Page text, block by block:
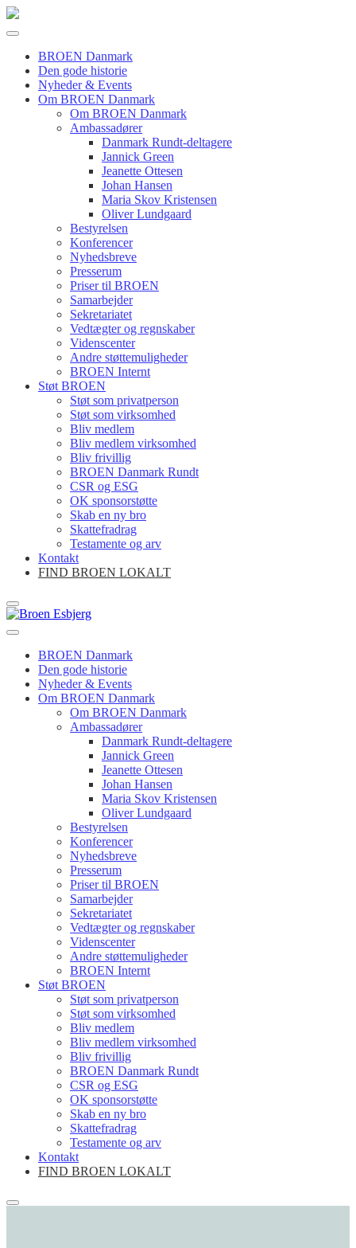
BROEN Danmark
Den gode historie
Nyheder & Events
Om BROEN Danmark
Om BROEN Danmark
Ambassadører
Danmark Rundt-deltagere
Jannick Green
Jeanette Ottesen
Johan Hansen
Maria Skov Kristensen
Oliver Lundgaard
Bestyrelsen
Konferencer
Nyhedsbreve
Presserum
Priser til BROEN
Samarbejder
Sekretariatet
Vedtægter og regnskaber
Videnscenter
Andre støttemuligheder
BROEN Internt
Støt BROEN
Støt som privatperson
Støt som virksomhed
Bliv medlem
Bliv medlem virksomhed
Bliv frivillig
BROEN Danmark Rundt
CSR og ESG
OK sponsorstøtte
Skab en ny bro
Skattefradrag
Testamente og arv
Kontakt
FIND BROEN LOKALT
BROEN Danmark
Den gode historie
Nyheder & Events
Om BROEN Danmark
Om BROEN Danmark
Ambassadører
Danmark Rundt-deltagere
Jannick Green
Jeanette Ottesen
Johan Hansen
Maria Skov Kristensen
Oliver Lundgaard
Bestyrelsen
Konferencer
Nyhedsbreve
Presserum
Priser til BROEN
Samarbejder
Sekretariatet
Vedtægter og regnskaber
Videnscenter
Andre støttemuligheder
BROEN Internt
Støt BROEN
Støt som privatperson
Støt som virksomhed
Bliv medlem
Bliv medlem virksomhed
Bliv frivillig
BROEN Danmark Rundt
CSR og ESG
OK sponsorstøtte
Skab en ny bro
Skattefradrag
Testamente og arv
Kontakt
FIND BROEN LOKALT